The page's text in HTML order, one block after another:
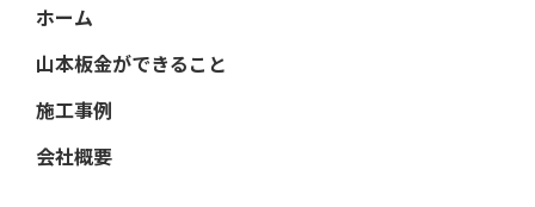
ホーム
山本板金ができること
施工事例
会社概要